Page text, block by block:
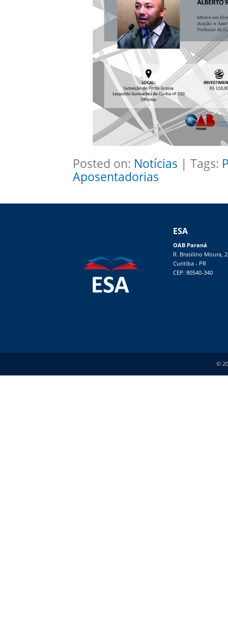
Posted on: Notícias | Tags:
Aposentadorias
ESA
OAB Paraná
R. Brasilino Moura,
Curitiba - PR
CEP: 80540-340
©